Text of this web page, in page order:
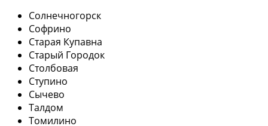
Солнечногорск
Софрино
Старая Купавна
Старый Городок
Столбовая
Ступино
Сычево
Талдом
Томилино